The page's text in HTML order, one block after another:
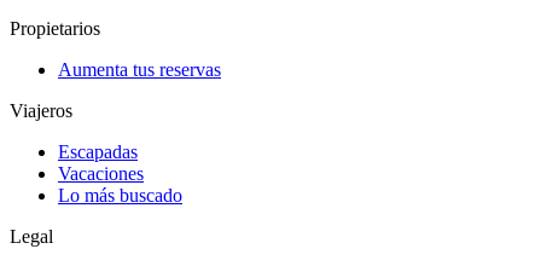
Propietarios
Aumenta tus reservas
Viajeros
Escapadas
Vacaciones
Lo más buscado
Legal